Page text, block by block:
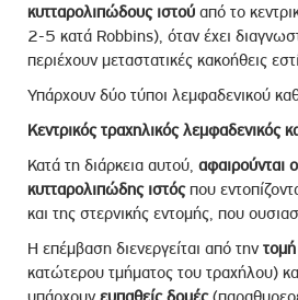
Ελέγχου
Κανονισμός Λειτουργίας
2023
2024
Τρίτων Μερών
και Προαγωγής των
κυτταρολιπώδους ιστούαπό το
2-5 κατά Robbins), όταν έχει
περιέχουν μεταστατικές κακοήθεις
Υπάρχουν δύο τύποι λεμφαδενικού
Κεντρικός τραχηλικός λεμφαδενικός
Κατά τη διάρκεια αυτού, αφαιρούνται
κυτταρολιπώδης ιστόςπου
και της στερνικής εντομής, που
Η επέμβαση διενεργείται από την
κατώτερου τμήματος του τραχήλου) και